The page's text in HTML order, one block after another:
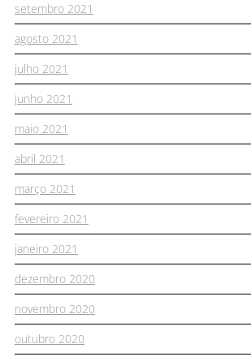
setembro 2021
agosto 2021
julho 2021
junho 2021
maio 2021
abril 2021
março 2021
fevereiro 2021
janeiro 2021
dezembro 2020
novembro 2020
outubro 2020